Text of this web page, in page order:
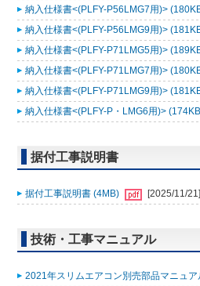
納入仕様書<(PLFY-P56LMG7用)>
納入仕様書<(PLFY-P56LMG9用)>
納入仕様書<(PLFY-P71LMG5用)>
納入仕様書<(PLFY-P71LMG7用)>
納入仕様書<(PLFY-P71LMG9用)>
納入仕様書<(PLFY-P・LMG6用)>
据付工事説明書
据付工事説明書 (4MB) [2025/11/21]
技術・工事マニュアル
2021年スリムエアコン別売部品マニュ